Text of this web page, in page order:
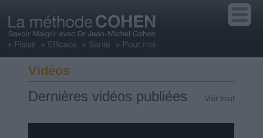
Vidéos
Dernières vidéos publiées Voir tout